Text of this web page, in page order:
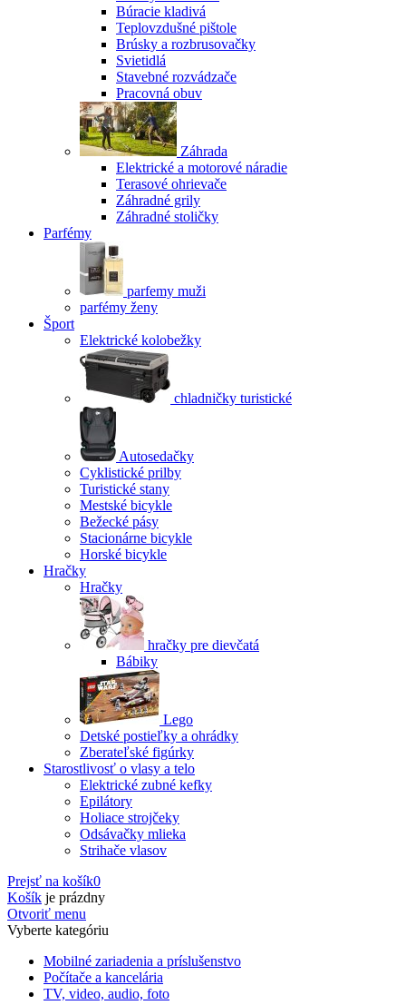
Búracie kladivá
Teplovzdušné pištole
Brúsky a rozbrusovačky
Svietidlá
Stavebné rozvádzače
Pracovná obuv
Záhrada
Elektrické a motorové náradie
Terasové ohrievače
Záhradné grily
Záhradné stoličky
Parfémy
parfemy muži
parfémy ženy
Šport
Elektrické kolobežky
chladničky turistické
Autosedačky
Cyklistické prilby
Turistické stany
Mestské bicykle
Bežecké pásy
Stacionárne bicykle
Horské bicykle
Hračky
Hračky
hračky pre dievčatá
Bábiky
Lego
Detské postieľky a ohrádky
Zberateľské figúrky
Starostlivosť o vlasy a telo
Elektrické zubné kefky
Epilátory
Holiace strojčeky
Odsávačky mlieka
Strihače vlasov
Prejsť na košík0
Košík je prázdny
Otvoriť menu
Vyberte kategóriu
Mobilné zariadenia a príslušenstvo
Počítače a kancelária
TV, video, audio, foto